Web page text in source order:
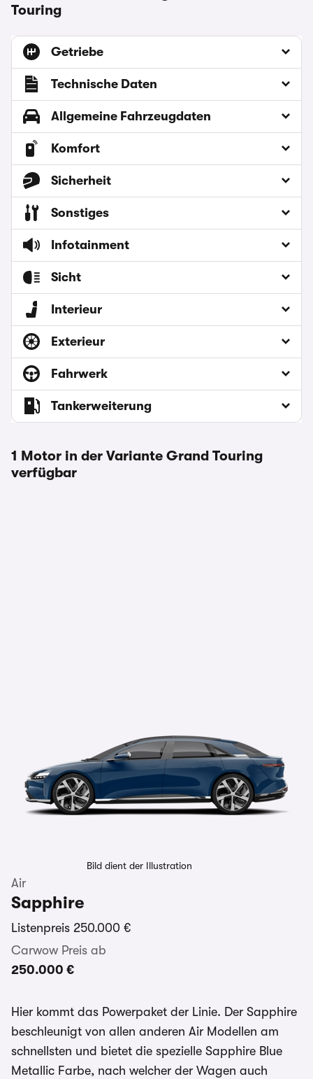
Touring
Getriebe
Technische Daten
Allgemeine Fahrzeugdaten
Komfort
Sicherheit
Sonstiges
Infotainment
Sicht
Interieur
Exterieur
Fahrwerk
Tankerweiterung
1 Motor in der Variante Grand Touring
verfügbar
Bild dient der Illustration
Air
Sapphire
Listenpreis 250.000 €
Carwow Preis ab
250.000 €
Hier kommt das Powerpaket der Linie. Der Sapphire
beschleunigt von allen anderen Air Modellen am
schnellsten und bietet die spezielle Sapphire Blue
Metallic Farbe, nach welcher der Wagen auch